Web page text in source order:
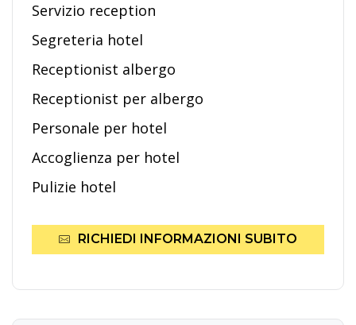
Servizio reception
Segreteria hotel
Receptionist albergo
Receptionist per albergo
Personale per hotel
Accoglienza per hotel
Pulizie hotel
RICHIEDI INFORMAZIONI SUBITO